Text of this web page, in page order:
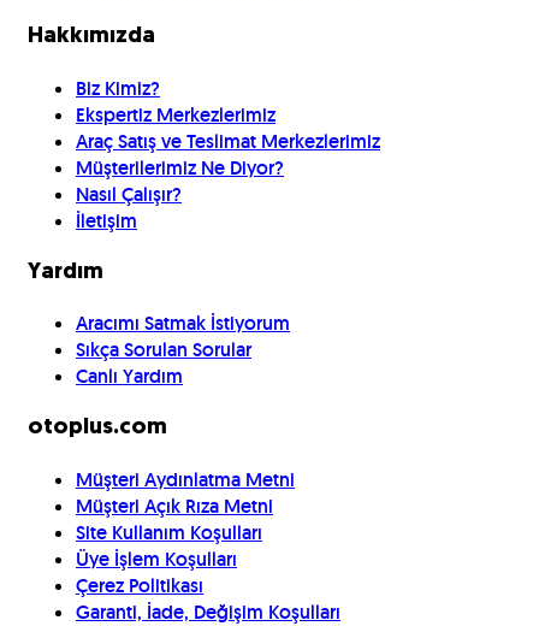
Hakkımızda
Biz Kimiz?
Ekspertiz Merkezlerimiz
Araç Satış ve Teslimat Merkezlerimiz
Müşterilerimiz Ne Diyor?
Nasıl Çalışır?
İletişim
Yardım
Aracımı Satmak İstiyorum
Sıkça Sorulan Sorular
Canlı Yardım
otoplus.com
Müşteri Aydınlatma Metni
Müşteri Açık Rıza Metni
Site Kullanım Koşulları
Üye İşlem Koşulları
Çerez Politikası
Garanti, İade, Değişim Koşulları